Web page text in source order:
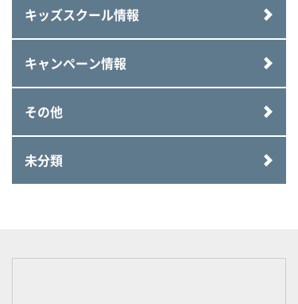
キッズスクール情報
キャンペーン情報
その他
未分類